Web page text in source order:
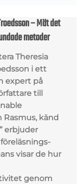
– Mät det
metoder
Theresia
i ett
expert på
till
Rasmus, känd
erbjuder
visar de hur
genom